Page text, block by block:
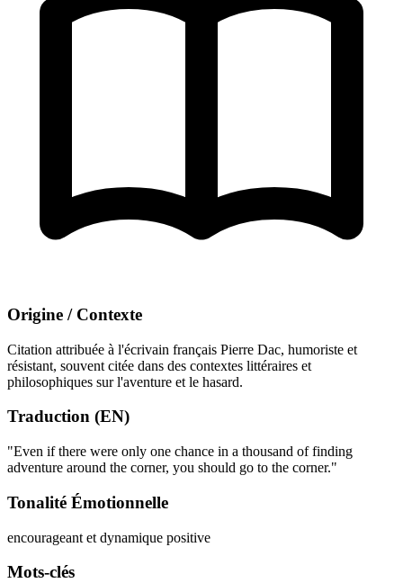
Origine / Contexte
Citation attribuée à l'écrivain français Pierre Dac, humoriste et
résistant, souvent citée dans des contextes littéraires et
philosophiques sur l'aventure et le hasard.
Traduction (EN)
"Even if there were only one chance in a thousand of finding
adventure around the corner, you should go to the corner."
Tonalité Émotionnelle
encourageant et dynamique positive
Mots-clés